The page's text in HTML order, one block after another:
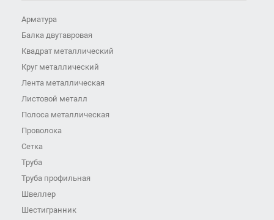
Арматура
Балка двутавровая
Квадрат металлический
Круг металлический
Лента металлическая
Листовой металл
Полоса металлическая
Проволока
Сетка
Труба
Труба профильная
Швеллер
Шестигранник